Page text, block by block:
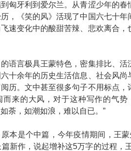
匈牙利到爱尔兰。从青涩少年的春
，《笑的风》活现了中国六七十年
速变化中的酸甜苦辣、悲欢离合
言极具王蒙特色，密集排比、活
十余年的历史生活信息、社会风
历。文中甚至很多句子不用标点
而来的大风，对于这种写作的气势
荼，如潮如浪，难以自已。”
是个中篇，今年疫情期间，王蒙
新作，说起增补这5万字的过程，